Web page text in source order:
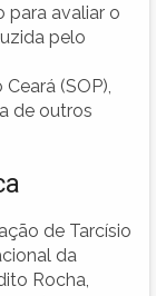
para avaliar o
pelo
(SOP),
de outros
de Tarcísio
da
Rocha,